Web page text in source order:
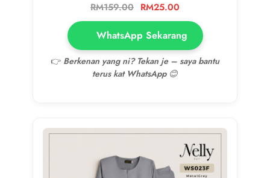
RM159.00 RM25.00
WhatsApp Sekarang
👉 Berkenan yang ni? Tekan je – saya bantu
terus kat WhatsApp 😊